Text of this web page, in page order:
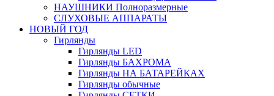
НАУШНИКИ Полноразмерные
СЛУХОВЫЕ АППАРАТЫ
НОВЫЙ ГОД
Гирлянды
Гирлянды LED
Гирлянды БАХРОМА
Гирлянды НА БАТАРЕЙКАХ
Гирлянды обычные